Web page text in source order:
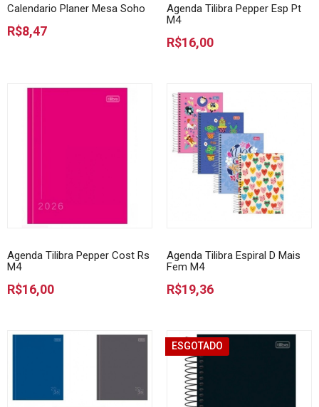
Calendario Planer Mesa Soho
R$8,47
Agenda Tilibra Pepper Esp Pt
M4
R$16,00
Agenda Tilibra Pepper Cost Rs
M4
R$16,00
Agenda Tilibra Espiral D Mais
Fem M4
R$19,36
ESGOTADO